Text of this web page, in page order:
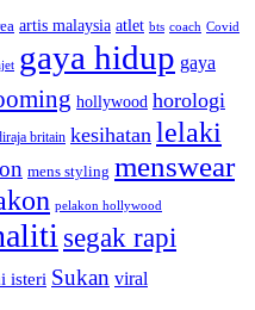
artis malaysia atlet bts coach Covid
gaya hidup gaya
hollywood horologi
britain kesihatan lelaki
mens styling menswear
pelakon hollywood
segak rapi
isteri Sukan viral